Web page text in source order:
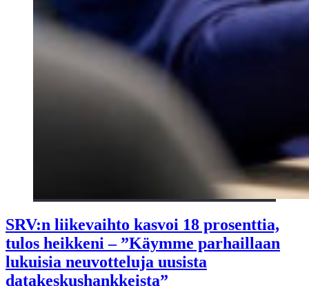
SRV:n liikevaihto kasvoi 18 prosenttia,
tulos heikkeni – ”Käymme parhaillaan
lukuisia neuvotteluja uusista
datakeskushankkeista”